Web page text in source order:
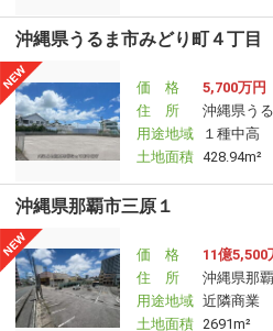
沖縄県うるま市みどり町４丁目
価 格
5,700万円
住 所
沖縄県う
用途地域
１種中高
土地面積 428.94m²
沖縄県那覇市三原１
価 格
11億5,500
住 所
沖縄県那
用途地域 近隣商業
土地面積 2691m²